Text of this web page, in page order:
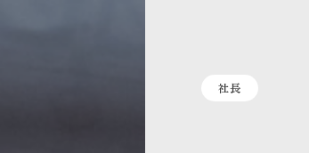
社長